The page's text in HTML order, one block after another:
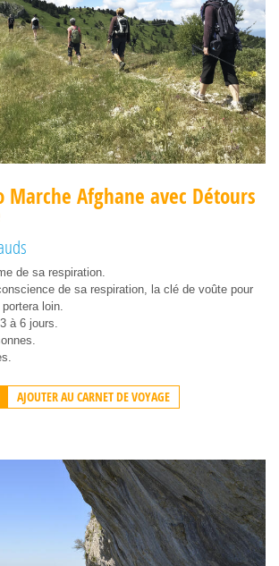
Marche Afghane avec Détours
de sa respiration.
de sa respiration, la clé de voûte pour
loin.
à 6 jours.
AJOUTER AU CARNET DE VOYAGE